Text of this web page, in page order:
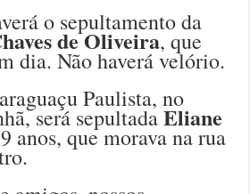
o sepultamento da
de Oliveira, que
dia. Não haverá velório.
Paulista, no
será sepultadaEliane
anos, que morava na rua